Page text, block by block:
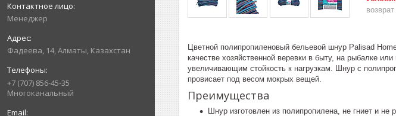
Менеджер
Фадеева, 14, Алматы, Казахстан
+7 (707) 856-45-35
Многоканальный
Цветной полипропиленовый бельевой шнур Palisad
качестве хозяйственной веревки в быту, на рыбалке
увеличивающим стойкость к нагрузкам. Шнур с
провисает под весом мокрых вещей.
Преимущества
Шнур изготовлен из полипропилена, не гниет и